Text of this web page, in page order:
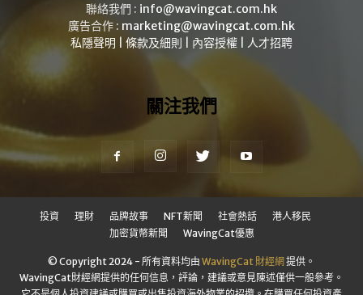
聯絡我們 : info@wavingcat.com.hk
廣告合作 : marketing@wavingcat.com.hk
私隱聲明
條款及細則 內容授權 人才招聘
關注我們
投資 理財 品牌故事 NFT新聞 社會熱話
港人移民
加密貨幣新聞
WavingCat優惠
© Copyright 2024 - 所有資料均由 WavingCat 財經網提供。
WavingCat財經網提供的任何信息，評論，建議或意見陳述僅供一般參考。